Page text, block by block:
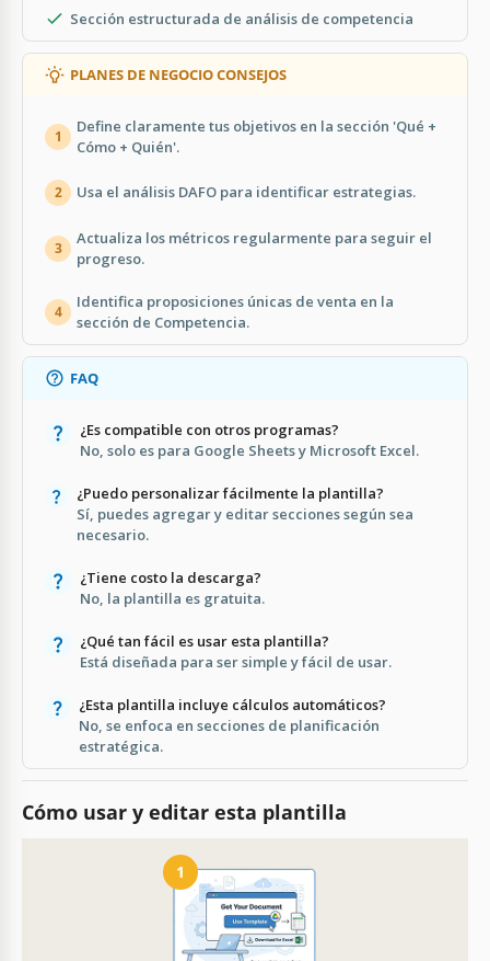
Sección estructurada de análisis de competencia
PLANES DE NEGOCIO CONSEJOS
1
Define claramente tus objetivos en la sección 'Qué +
Cómo + Quién'.
2 Usa el análisis DAFO para identificar estrategias.
3
Actualiza los métricos regularmente para seguir el
progreso.
4
Identifica proposiciones únicas de venta en la
sección de Competencia.
FAQ
¿Es compatible con otros programas?
No, solo es para Google Sheets y Microsoft Excel.
¿Puedo personalizar fácilmente la plantilla?
Sí, puedes agregar y editar secciones según sea
necesario.
¿Tiene costo la descarga?
No, la plantilla es gratuita.
¿Qué tan fácil es usar esta plantilla?
Está diseñada para ser simple y fácil de usar.
¿Esta plantilla incluye cálculos automáticos?
No, se enfoca en secciones de planificación
estratégica.
Cómo usar y editar esta plantilla
1